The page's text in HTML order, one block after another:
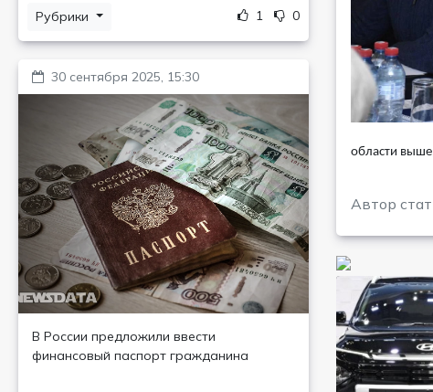
Рубрики 1 0
30 сентября 2025, 15:30
В России предложили ввести
финансовый паспорт гражданина
области
Автор